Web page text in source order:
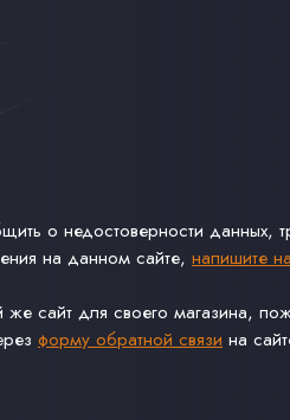
о недостоверности данных,
на данном сайте, напишите
же сайт для своего магазина,
форму обратной связи на